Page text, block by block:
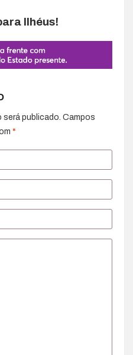
Ilhéus!
publicado. Campos
*